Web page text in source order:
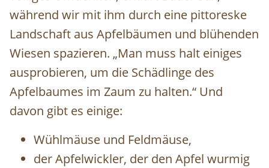
während wir mit ihm durch eine pittoreske
Landschaft aus Apfelbäumen und blühenden
Wiesen spazieren. „Man muss halt einiges
ausprobieren, um die Schädlinge des
Apfelbaumes im Zaum zu halten.“ Und
davon gibt es einige:
Wühlmäuse und Feldmäuse,
der Apfelwickler, der den Apfel wurmig